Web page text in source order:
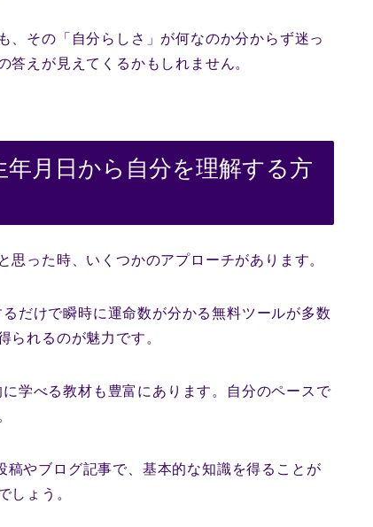
、その「自分らしさ」が何なのか分からず迷っ
えが見えてくるかもしれません。
月日から自分を理解する方
った時、いくつかのアプローチがあります。
だけで瞬時に運命数が分かる無料ツールが多数
られるのが魅力です。
学べる教材も豊富にあります。自分のペースで
稿やブログ記事で、基本的な知識を得ることが
しょう。